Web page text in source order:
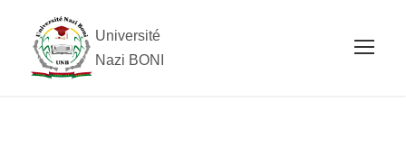
Université
Nazi BONI